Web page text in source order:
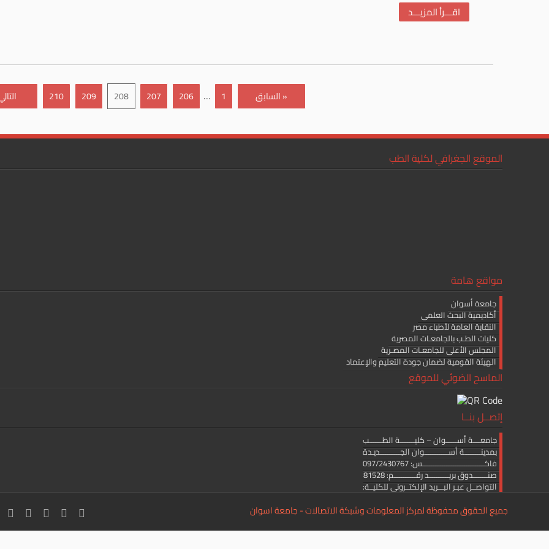
اقـــرأ المزيـــد
« السابق 1
…
206
207
208
209
210
الموقع الجغرافي لكلية الطب
مواقع هامة
جامعة أسوان
أكاديمية البحث العلمى
النقابة العامة لأطباء مصر
كليات الطـب بالجامعـات المصرية
المجلس الأعلى للجامعـات المصـرية
الهيئة القومية لضمان جودة التعليم والإعتماد
الماسح الضوئي للموقع
إتصــل بنــا
جامعــــة أســــــوان – كليــــــــة الطـــــــب
بمدينـــــــــة أســـــــــــــوان الجـــــــــــديـدة
فاكــــــــــــــــــــــــــــــــــس: 097/2430767
صنــــــــدوق بريـــــــــــد رقــــــــــــم: 81528
التواصــل عبـر البـــريد الإلكتــرونى للكليــة:
جميع الحقوق محفوظة لمركز المعلومات وشبكة الاتصالات - جامعة اسوان